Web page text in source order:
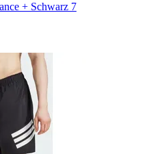
+ Schwarz 7